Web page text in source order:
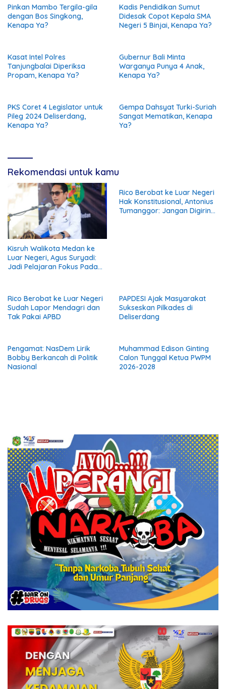
Pinkan Mambo Tergila-gila
dengan Bos Singkong,
Kenapa Ya?
Kadis Pendidikan Sumut
Didesak Copot Kepala SMA
Negeri 5 Binjai, Kenapa Ya?
Kasat Intel Polres
Tanjungbalai Diperiksa
Propam, Kenapa Ya?
Gubernur Bali Minta
Warganya Punya 4 Anak,
Kenapa Ya?
PKS Coret 4 Legislator untuk
Pileg 2024 Deliserdang,
Kenapa Ya?
Gempa Dahsyat Turki-Suriah
Sangat Mematikan, Kenapa
Ya?
Rekomendasi untuk kamu
Kisruh Walikota Medan ke
Luar Negeri, Agus Suryadi:
Jadi Pelajaran Fokus Pada
Rico Berobat ke Luar Negeri
Hak Konstitusional, Antonius
Tumanggor: Jangan Digiring
Rico Berobat ke Luar Negeri
Sudah Lapor Mendagri dan
Tak Pakai APBD
PAPDESI Ajak Masyarakat
Sukseskan Pilkades di
Deliserdang
Pengamat: NasDem Lirik
Bobby Berkancah di Politik
Nasional
Muhammad Edison Ginting
Calon Tunggal Ketua PWPM
2026-2028